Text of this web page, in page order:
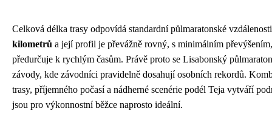
Celková délka trasy odpovídá standardní půlmaratonské
kilometrů a její profil je převážně rovný, s minimálním
předurčuje k rychlým časům. Právě proto se Lisabonský
závody, kde závodníci pravidelně dosahují osobních rekordů.
trasy, příjemného počasí a nádherné scenérie podél Teja vytváří
jsou pro výkonnostní běžce naprosto ideální.